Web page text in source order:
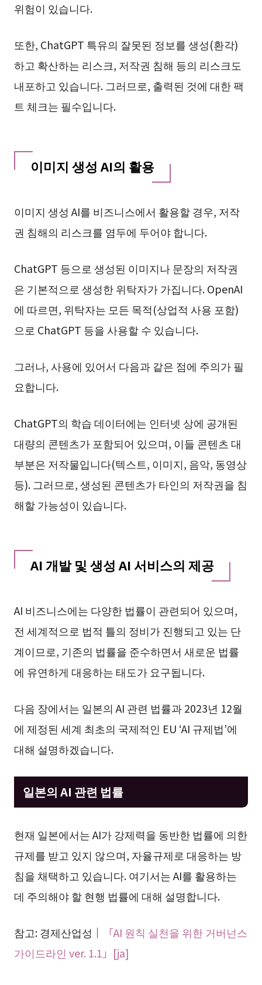
위험이 있습니다.
또한, ChatGPT 특유의 잘못된 정보를 생성(환각)
하고 확산하는 리스크, 저작권 침해 등의 리스크도
내포하고 있습니다. 그러므로, 출력된 것에 대한 팩
트 체크는 필수입니다.
이미지 생성 AI의 활용
이미지 생성 AI를 비즈니스에서 활용할 경우, 저작
권 침해의 리스크를 염두에 두어야 합니다.
ChatGPT 등으로 생성된 이미지나 문장의 저작권
은 기본적으로 생성한 위탁자가 가집니다. OpenAI
에 따르면, 위탁자는 모든 목적(상업적 사용 포함)
으로 ChatGPT 등을 사용할 수 있습니다.
그러나, 사용에 있어서 다음과 같은 점에 주의가 필
요합니다.
ChatGPT의 학습 데이터에는 인터넷 상에 공개된
대량의 콘텐츠가 포함되어 있으며, 이들 콘텐츠 대
부분은 저작물입니다(텍스트, 이미지, 음악, 동영상
등). 그러므로, 생성된 콘텐츠가 타인의 저작권을 침
해할 가능성이 있습니다.
AI 개발 및 생성 AI 서비스의 제공
AI 비즈니스에는 다양한 법률이 관련되어 있으며,
전 세계적으로 법적 틀의 정비가 진행되고 있는 단
계이므로, 기존의 법률을 준수하면서 새로운 법률
에 유연하게 대응하는 태도가 요구됩니다.
다음 장에서는 일본의 AI 관련 법률과 2023년 12월
에 제정된 세계 최초의 국제적인 EU ‘AI 규제법’에
대해 설명하겠습니다.
일본의 AI 관련 법률
현재 일본에서는 AI가 강제력을 동반한 법률에 의한
규제를 받고 있지 않으며, 자율규제로 대응하는 방
침을 채택하고 있습니다. 여기서는 AI를 활용하는
데 주의해야 할 현행 법률에 대해 설명합니다.
참고: 경제산업성｜
「AI 원칙 실천을 위한 거버넌스
가이드라인 ver. 1.1」[ja]